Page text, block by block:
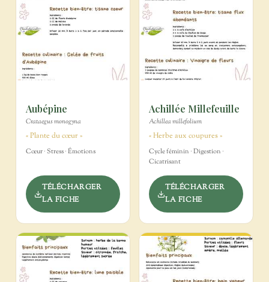
Aubépine
Crataegus monogyna
« Plante du cœur »
Cœur · Stress · Émotions
TÉLÉCHARGER
LA FICHE
Achillée Millefeuille
Achillea millefolium
« Herbe aux coupures »
Cycle féminin · Digestion ·
Cicatrisant
TÉLÉCHARGER
LA FICHE